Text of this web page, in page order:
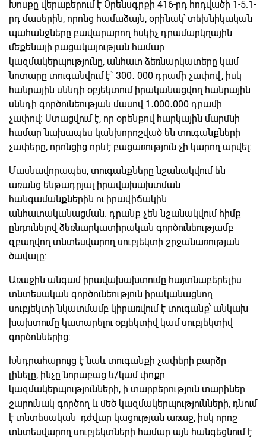
Խոսքը վերաբերում է Օրենսգրքի 416-րդ հոդվածի 1-5.1-
րդ մասերին, որոնց համաձայն, օրինակ՝ տեխնիկական
պահանջները բավարարող հսկիչ դրամարկղային
մեքենայի բացակայության համար
կազմակերպությունը, անհատ ձեռնարկատերը կամ
նոտարը տուգանվում է` 300․ 000 դրամի չափով, իսկ
հանրային սննդի օբյեկտում իրականացվող հանրային
սննդի գործունեության մասով 1․000․000 դրամի
չափով: Ստացվում է, որ օրենքով հարկային մարմնի
համար նախապես կանխորոշված են տուգանքների
չափերը, որոնցից որևէ բացառություն չի կարող արվել։
Մասնավորապես, տուգանքները նշանակվում են
առանց ենթադրյալ իրավախախտման
հանգամանքներին ու իրավիճակին
անհատականացման. դրանք չեն նշանակվում հիմք
ընդունելով ձեռնարկատիրական գործունեությամբ
զբաղվող տնտեսվարող սուբյեկտի շրջանառության
ծավալը:
Առաջին անգամ իրավախախտումը հայտնաբերելիս
տնտեսական գործունեություն իրականացնող
սուբյեկտի նկատմամբ կիրառվում է տուգանք՝ անկախ
խախտումը կատարելու օբյեկտիվ կամ սուբյեկտիվ
գործոններից։
Խնդրահարույց է նաև տուգանքի չափերի բարձր
լինելը, ինչը նորաբաց և/կամ փոքր
կազմակերպությունների, ի տարբերություն տարիներ
շարունակ գործող և մեծ կազմակերպությունների, դնում
է տնտեսական դժվար կացության առաջ, իսկ որոշ
տնտեսվարող սուբյեկտների համար այն հանգեցնում է